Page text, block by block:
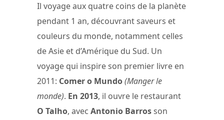
Il voyage aux quatre coins de la planète
pendant 1 an, découvrant saveurs et
couleurs du monde, notamment celles
de Asie et d’Amérique du Sud. Un
voyage qui inspire son premier livre en
2011: Comer o Mundo(Manger le
monde). En 2013, il ouvre le restaurant
O Talho, avec Antonio Barrosson